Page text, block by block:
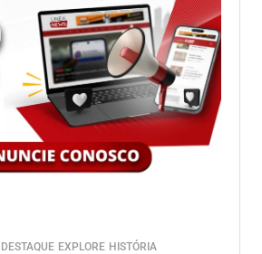
DESTAQUE EXPLORE HISTÓRIA